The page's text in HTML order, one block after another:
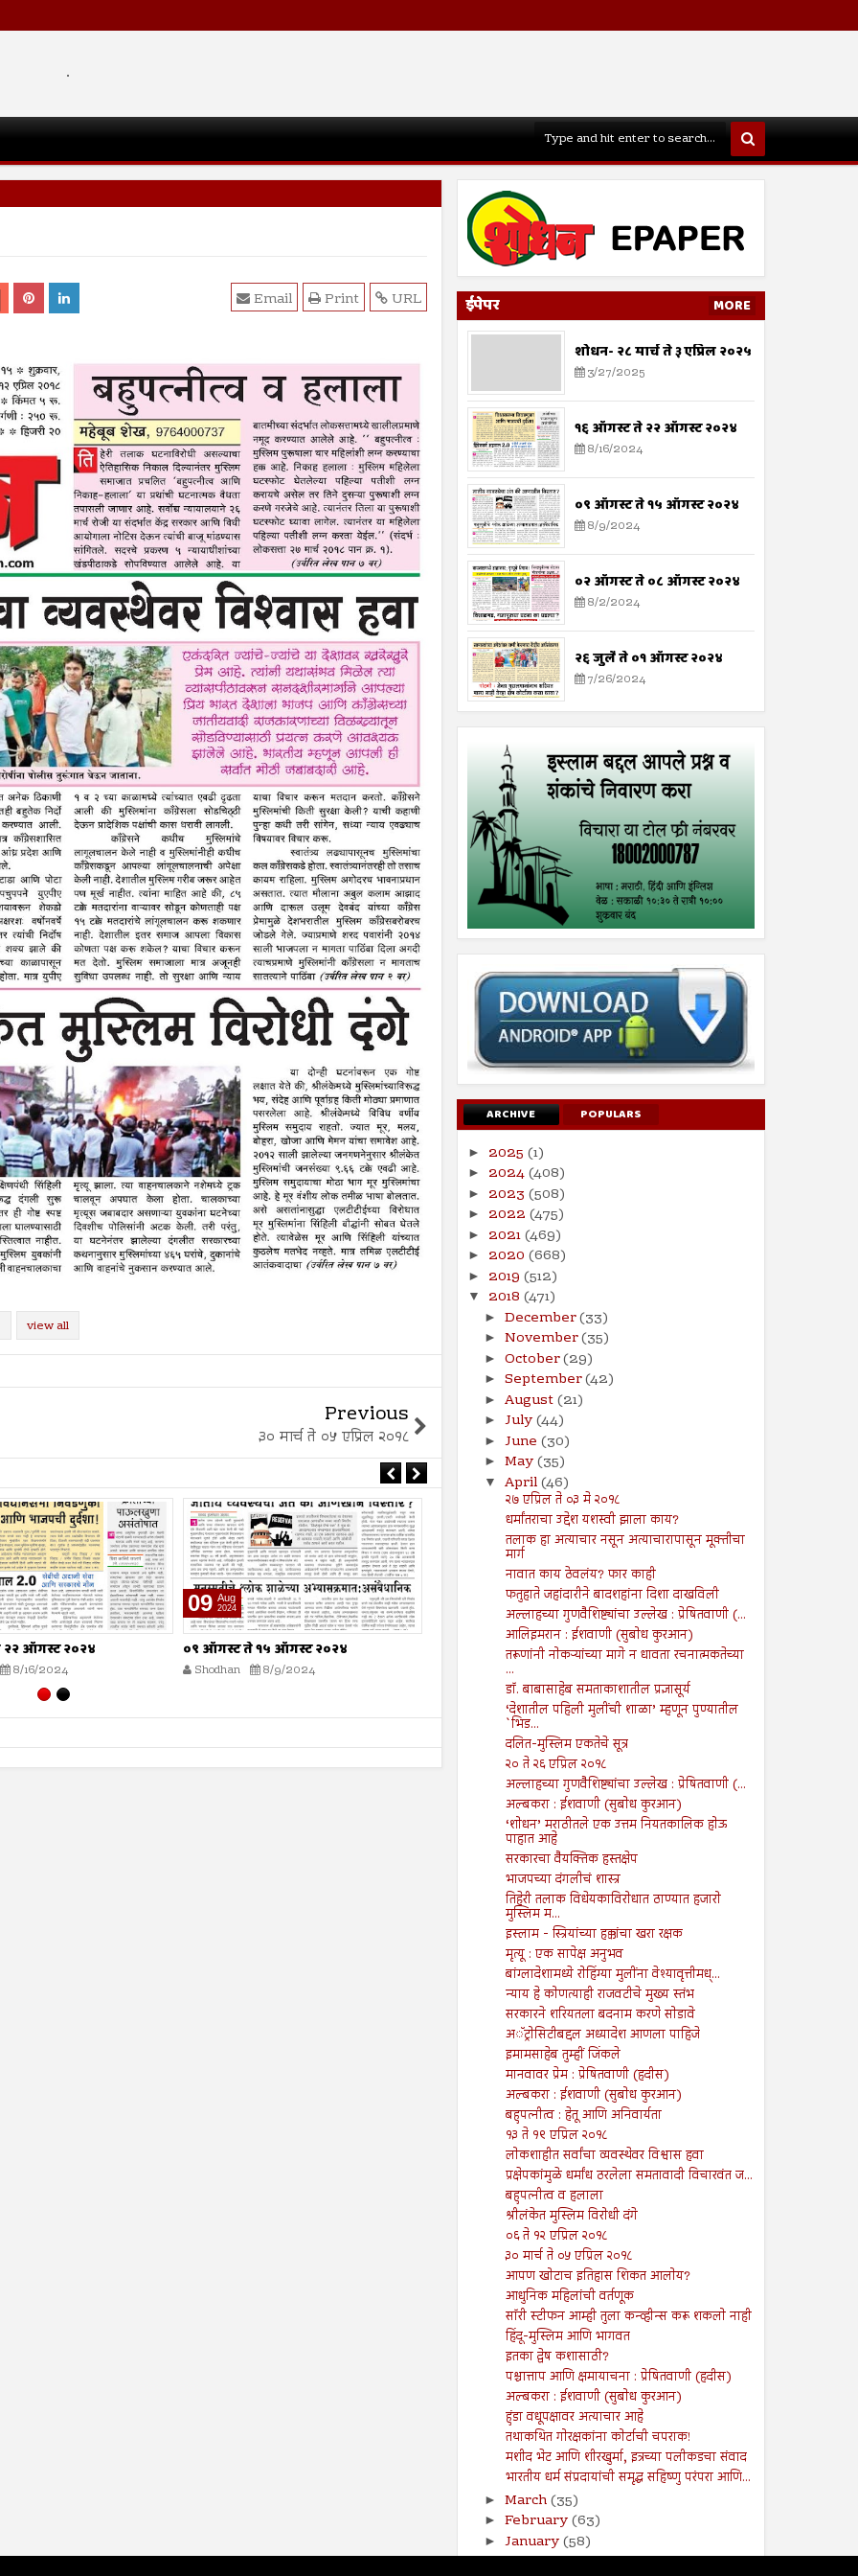
.
URL
Print
Email
view all
Previous
३० मार्च ते ०५ एप्रिल २०१८
ऑगस्ट २०२४
8/9/2024
02 Aug
2024
०२ ऑगस्ट ते ०८ ऑगस्ट २०२४
Shodhan 8/2/2024
२६ जुलै ते ०१ ऑगस्ट २०२४
7/26/2024
19 2024
१९ जुलै ते २५ जुलै २०२४
ईपेपर MORE
शोधन- २८ मार्च ते ३ एप्रिल २०२५
3/27/2025
१६ ऑगस्ट ते २२ ऑगस्ट २०२४
8/16/2024
०९ ऑगस्ट ते १५ ऑगस्ट २०२४
8/9/2024
०२ ऑगस्ट ते ०८ ऑगस्ट २०२४
8/2/2024
२६ जुलै ते ०१ ऑगस्ट २०२४
7/26/2024
ARCHIVE POPULARS
► 2025 (1)
► 2024(408)
► 2023 (508)
► 2022 (475)
► 2021(469)
► 2020 (668)
► 2019 (512)
▼ 2018 (471)
► December(33)
► November(35)
► October(29)
► September(42)
► August(21)
► July(44)
► June (30)
► May(35)
▼ April(46)
२७ एप्रिल ते ०३ मे २०१८
धर्मांतराचा उद्देश यशस्वी झाला काय?
तलाक हा अत्याचार नसून अत्याचारापासून मूक्तीचा
मार्ग
नावात काय ठेवलंय? फार काही
फतुहाते जहांदारीने बादशहांना दिशा दाखविली
अल्लाहच्या गुणवैशिष्ट्यांचा उल्लेख : प्रेषितवाणी (...
आलिइमरान : ईशवाणी (सुबोध कुरआन)
तरूणांनी नोकऱ्यांच्या मागे न धावता रचनात्मकतेच्या
...
डॉ. बाबासाहेब समताकाशातील प्रज्ञासूर्य
‘देशातील पहिली मुलींची शाळा’ म्हणून पुण्यातील
`भिड...
दलित-मुस्लिम एकतेचे सूत्र
२० ते २६ एप्रिल २०१८
अल्लाहच्या गुणवैशिष्ट्यांचा उल्लेख : प्रेषितवाणी (...
अल्बकरा : ईशवाणी (सुबोध कुरआन)
‘शोधन’ मराठीतले एक उत्तम नियतकालिक होऊ
पाहात आहे
सरकारचा वैयक्तिक हस्तक्षेप
भाजपच्या दंगलीचं शास्त्र
तिहेरी तलाक विधेयकाविरोधात ठाण्यात हजारो
मुस्लिम म...
इस्लाम - स्त्रियांच्या हक्कांचा खरा रक्षक
मृत्यू : एक सापेक्ष अनुभव
बांग्लादेशामध्ये रोहिंग्या मुलींना वेश्यावृत्तीमध्...
न्याय हे कोणत्याही राजवटीचे मुख्य स्तंभ
सरकारने शरियतला बदनाम करणे सोडावे
अॅट्रोसिटीबद्दल अध्यादेश आणला पाहिजे
इमामसाहेब तुम्हीं जिंकले
मानवावर प्रेम : प्रेषितवाणी (हदीस)
अल्बकरा : ईशवाणी (सुबोध कुरआन)
बहुपत्नीत्व : हेतू आणि अनिवार्यता
१३ ते १९ एप्रिल २०१८
लोकशाहीत सर्वांचा व्यवस्थेवर विश्वास हवा
प्रक्षेपकांमुळे धर्मांध ठरलेला समतावादी विचारवंत ज...
बहुपत्नीत्व व हलाला
श्रीलंकेत मुस्लिम विरोधी दंगे
०६ ते १२ एप्रिल २०१८
३० मार्च ते ०५ एप्रिल २०१८
आपण खोटाच इतिहास शिकत आलोय?
आधुनिक महिलांची वर्तणूक
सॉरी स्टीफन आम्ही तुला कन्व्हीन्स करू शकलो नाही
हिंदू-मुस्लिम आणि भागवत
इतका द्वेष कशासाठी?
पश्चात्ताप आणि क्षमायाचना : प्रेषितवाणी (हदीस)
अल्बकरा : ईशवाणी (सुबोध कुरआन)
हुंडा वधूपक्षावर अत्याचार आहे
तथाकथित गोरक्षकांना कोर्टाची चपराक!
मशीद भेट आणि शीरखुर्मा, इत्रच्या पलीकडचा संवाद
भारतीय धर्म संप्रदायांची समृद्ध सहिष्णु परंपरा आणि...
► March(35)
► February(63)
► January(58)
►2017(141)